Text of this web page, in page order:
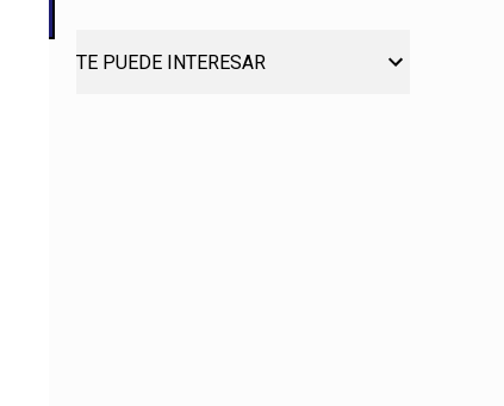
TE PUEDE INTERESAR